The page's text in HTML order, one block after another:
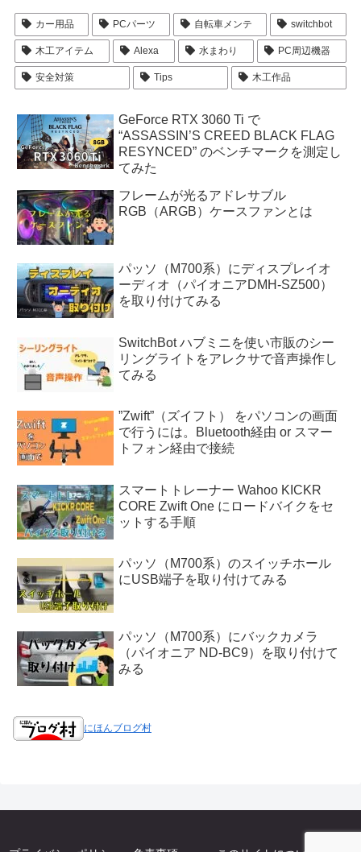
カー用品 PCパーツ 自転車メンテ switchbot
木工アイテム Alexa 水まわり PC周辺機器
安全対策 Tips 木工作品
GeForce RTX 3060 Ti で
“ASSASSIN’S CREED BLACK FLAG
RESYNCED” のベンチマークを測定し
てみた
フレームが光るアドレサブル
RGB（ARGB）ケースファンとは
パッソ（M700系）にディスプレイオ
ーディオ（パイオニアDMH-SZ500）
を取り付けてみる
SwitchBot ハブミニを使い市販のシー
リングライトをアレクサで音声操作し
てみる
”Zwift”（ズイフト） をパソコンの画面
で行うには。Bluetooth経由 or スマー
トフォン経由で接続
スマートトレーナー Wahoo KICKR
CORE Zwift One にロードバイクをセ
ットする手順
パッソ（M700系）のスイッチホール
にUSB端子を取り付けてみる
パッソ（M700系）にバックカメラ
（パイオニア ND-BC9）を取り付けて
みる
にほんブログ村